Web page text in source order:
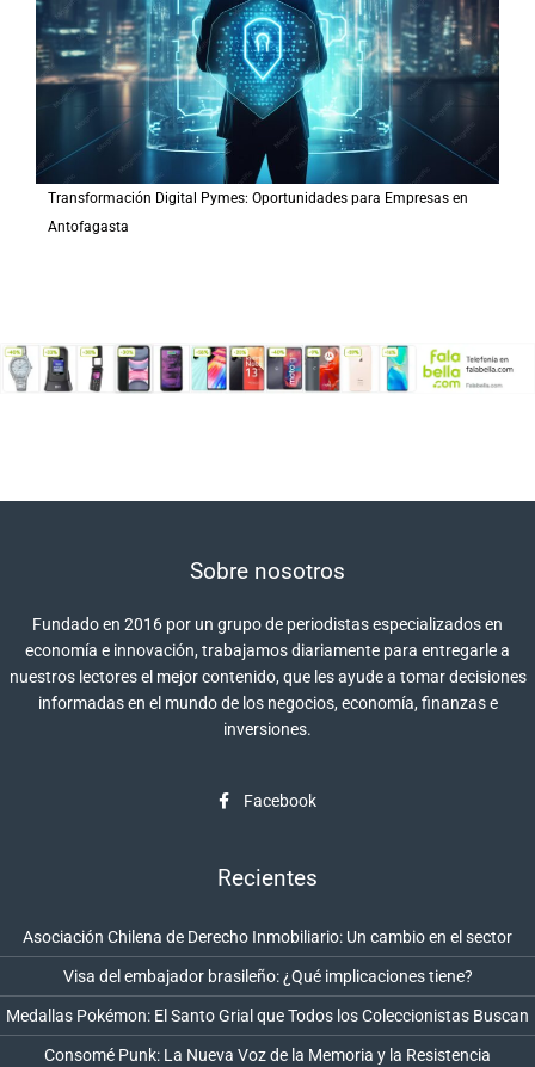
Transformación Digital Pymes: Oportunidades para Empresas en
Antofagasta
Sobre nosotros
Fundado en 2016 por un grupo de periodistas especializados en
economía e innovación, trabajamos diariamente para entregarle a
nuestros lectores el mejor contenido, que les ayude a tomar decisiones
informadas en el mundo de los negocios, economía, finanzas e
inversiones.
Facebook
Recientes
Asociación Chilena de Derecho Inmobiliario: Un cambio en el sector
Visa del embajador brasileño: ¿Qué implicaciones tiene?
Medallas Pokémon: El Santo Grial que Todos los Coleccionistas Buscan
Consomé Punk: La Nueva Voz de la Memoria y la Resistencia